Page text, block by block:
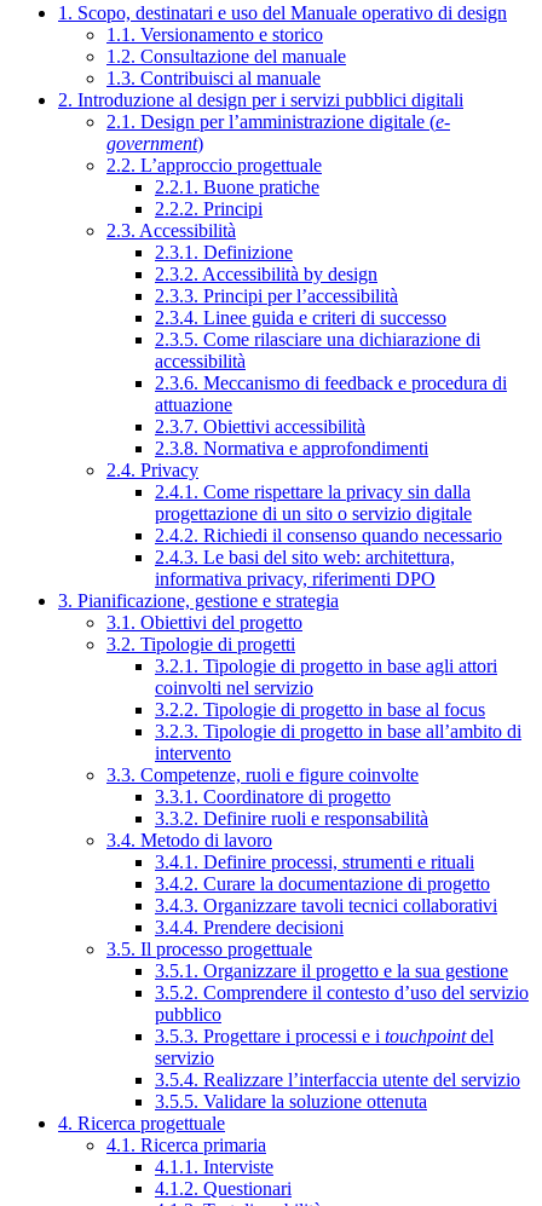
1. Scopo, destinatari e uso del Manuale operativo di design
1.1. Versionamento e storico
1.2. Consultazione del manuale
1.3. Contribuisci al manuale
2. Introduzione al design per i servizi pubblici digitali
2.1. Design per l’amministrazione digitale (e-
government)
2.2. L’approccio progettuale
2.2.1. Buone pratiche
2.2.2. Principi
2.3. Accessibilità
2.3.1. Definizione
2.3.2. Accessibilità by design
2.3.3. Principi per l’accessibilità
2.3.4. Linee guida e criteri di successo
2.3.5. Come rilasciare una dichiarazione di
accessibilità
2.3.6. Meccanismo di feedback e procedura di
attuazione
2.3.7. Obiettivi accessibilità
2.3.8. Normativa e approfondimenti
2.4. Privacy
2.4.1. Come rispettare la privacy sin dalla
progettazione di un sito o servizio digitale
2.4.2. Richiedi il consenso quando necessario
2.4.3. Le basi del sito web: architettura,
informativa privacy, riferimenti DPO
3. Pianificazione, gestione e strategia
3.1. Obiettivi del progetto
3.2. Tipologie di progetti
3.2.1. Tipologie di progetto in base agli attori
coinvolti nel servizio
3.2.2. Tipologie di progetto in base al focus
3.2.3. Tipologie di progetto in base all’ambito di
intervento
3.3. Competenze, ruoli e figure coinvolte
3.3.1. Coordinatore di progetto
3.3.2. Definire ruoli e responsabilità
3.4. Metodo di lavoro
3.4.1. Definire processi, strumenti e rituali
3.4.2. Curare la documentazione di progetto
3.4.3. Organizzare tavoli tecnici collaborativi
3.4.4. Prendere decisioni
3.5. Il processo progettuale
3.5.1. Organizzare il progetto e la sua gestione
3.5.2. Comprendere il contesto d’uso del servizio
pubblico
3.5.3. Progettare i processi e i touchpointdel
servizio
3.5.4. Realizzare l’interfaccia utente del servizio
3.5.5. Validare la soluzione ottenuta
4. Ricerca progettuale
4.1. Ricerca primaria
4.1.1. Interviste
4.1.2. Questionari